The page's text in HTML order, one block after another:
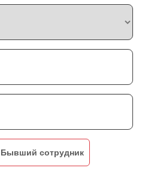
Бывший сотрудник